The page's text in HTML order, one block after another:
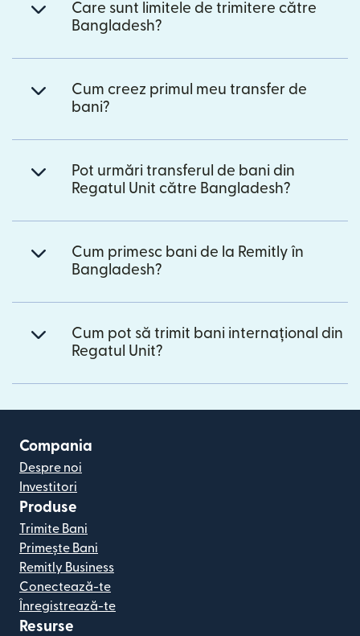
Care sunt limitele de trimitere către
Bangladesh?
Cum creez primul meu transfer de
bani?
Pot urmări transferul de bani din
Regatul Unit către Bangladesh?
Cum primesc bani de la Remitly în
Bangladesh?
Cum pot să trimit bani internațional din
Regatul Unit?
Compania
Despre noi
Investitori
Produse
Trimite Bani
Primește Bani
Remitly Business
Conectează-te
Înregistrează-te
Resurse